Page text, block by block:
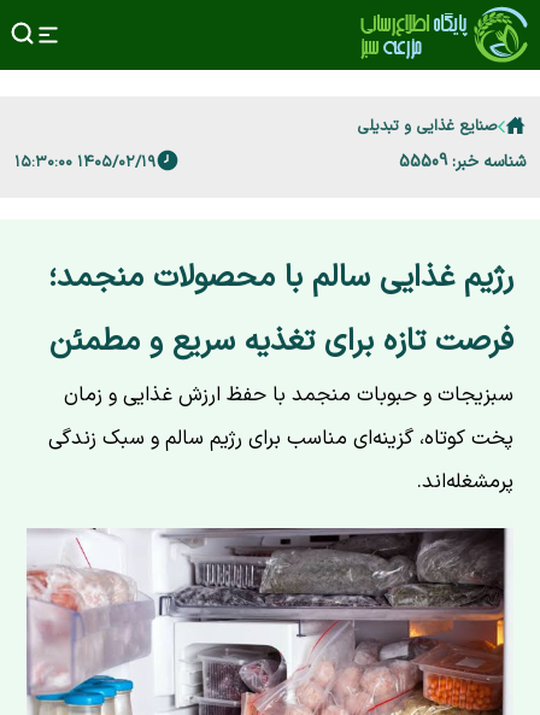
صنایع غذایی و تبدیلی
شناسه خبر: 55509 ۱۴۰۵/۰۲/۱۹ ۱۵:۳۰:۰۰
رژیم غذایی سالم با محصولات منجمد؛
فرصت تازه برای تغذیه سریع و مطمئن
سبزیجات و حبوبات منجمد با حفظ ارزش غذایی و زمان
پخت کوتاه، گزینه‌ای مناسب برای رژیم سالم و سبک زندگی
پرمشغله‌اند.